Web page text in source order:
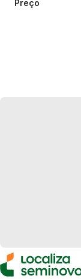
Preço